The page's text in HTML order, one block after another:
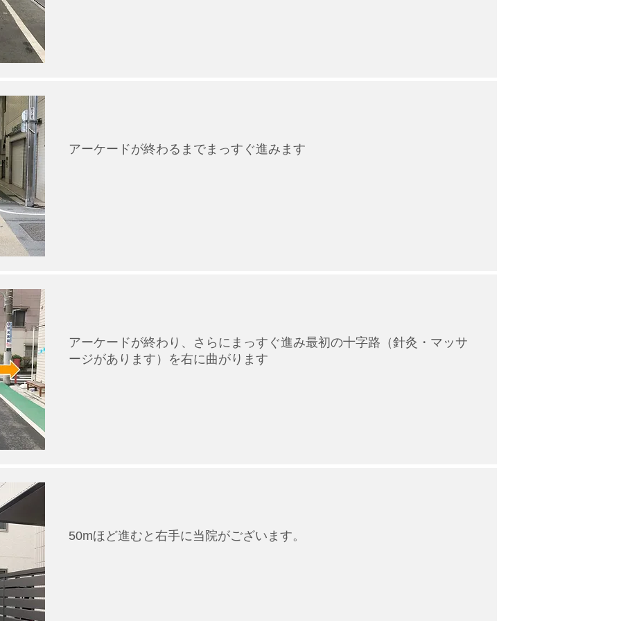
アーケードが終わるまでまっすぐ進みます
アーケードが終わり、さらにまっすぐ進み最初の十字路（針灸・マッサ
ージがあります）を右に曲がります
50mほど進むと右手に当院がございます。